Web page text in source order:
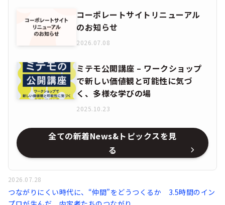
コーポレートサイトリニューアル
のお知らせ
2026.07.08
ミテモ公開講座 – ワークショップ
で新しい価値観と可能性に気づ
く、多様な学びの場
2025.10.23
全ての新着News&トピックスを見
る
つながりにくい時代に、“仲間”をどうつくるか 3.5時間のイン
2026.07.28